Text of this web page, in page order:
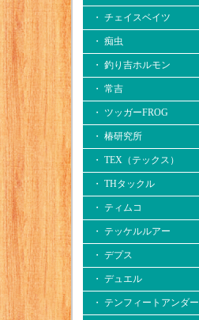
・ チェイスベイツ
・ 痴虫
・ 釣り吉ホルモン
・ 常吉
・ ツッガーFROG
・ 椿研究所
・ TEX（テックス）
・ THタックル
・ ティムコ
・ テッケルルアー
・ デプス
・ デュエル
・ テンフィートアンダー